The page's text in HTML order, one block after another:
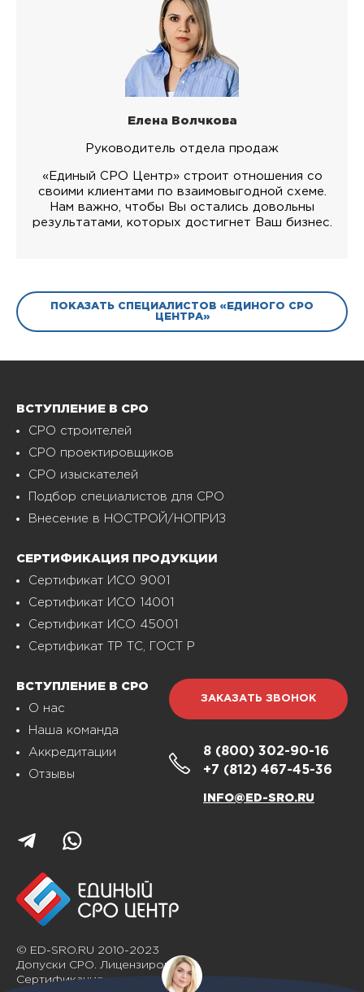
Елена Волчкова
Руководитель отдела продаж
«Единый СРО Центр» строит отношения со
своими клиентами по взаимовыгодной схеме.
Нам важно, чтобы Вы остались довольны
результатами, которых достигнет Ваш бизнес.
ПОКАЗАТЬ СПЕЦИАЛИСТОВ «ЕДИНОГО СРО
ЦЕНТРА»
ВСТУПЛЕНИЕ В СРО
СРО строителей
СРО проектировщиков
СРО изыскателей
Подбор специалистов для СРО
Внесение в НОСТРОЙ/НОПРИЗ
СЕРТИФИКАЦИЯ ПРОДУКЦИИ
Сертификат ИСО 9001
Сертификат ИСО 14001
Сертификат ИСО 45001
Сертификат ТР ТС, ГОСТ Р
ВСТУПЛЕНИЕ В СРО
О нас
Наша команда
Аккредитации
Отзывы
ЗАКАЗАТЬ ЗВОНОК
8 (800) 302-90-16
+7 (812) 467-45-36
INFO@ED-SRO.RU
© ED-SRO.RU 2010-2023
Допуски СРО. Лицензирование.
Сертификация